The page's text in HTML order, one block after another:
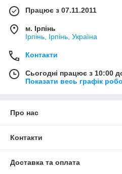
Працює з 07.11.2011
м. Ірпінь
Ірпінь, Ірпінь, Україна
Контакти
Сьогодні працює з 10:00
Показати весь графік
Про нас
Контакти
Доставка та оплата